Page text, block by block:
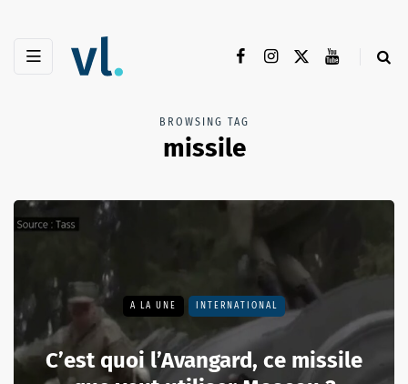
BROWSING TAG
missile
A LA UNE INTERNATIONAL
C’est quoi l’Avangard, ce missile